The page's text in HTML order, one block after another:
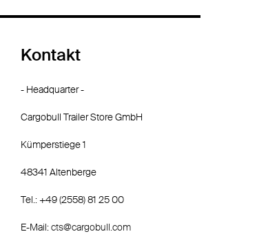
Kontakt
- Headquarter -
Cargobull Trailer Store GmbH
Kümperstiege 1
48341 Altenberge
Tel.: +49 (2558) 81 25 00
E-Mail:cts@cargobull.com